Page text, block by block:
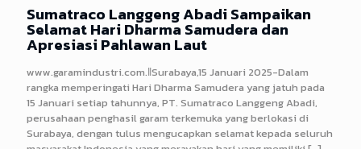
Sumatraco Langgeng Abadi Sampaikan
Selamat Hari Dharma Samudera dan
Apresiasi Pahlawan Laut
www.garamindustri.com.ǁSurabaya,15 Januari 2025-Dalam
rangka memperingati Hari Dharma Samudera yang jatuh pada
15 Januari setiap tahunnya, PT. Sumatraco Langgeng Abadi,
perusahaan penghasil garam terkemuka yang berlokasi di
Surabaya, dengan tulus mengucapkan selamat kepada seluruh